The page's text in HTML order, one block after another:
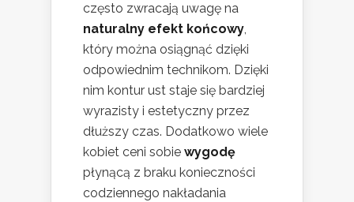
często zwracają uwagę na
naturalny efekt końcowy,
który można osiągnąć dzięki
odpowiednim technikom. Dzięki
nim kontur ust staje się bardziej
wyrazisty i estetyczny przez
dłuższy czas. Dodatkowo wiele
kobiet ceni sobie wygodę
płynącą z braku konieczności
codziennego nakładania